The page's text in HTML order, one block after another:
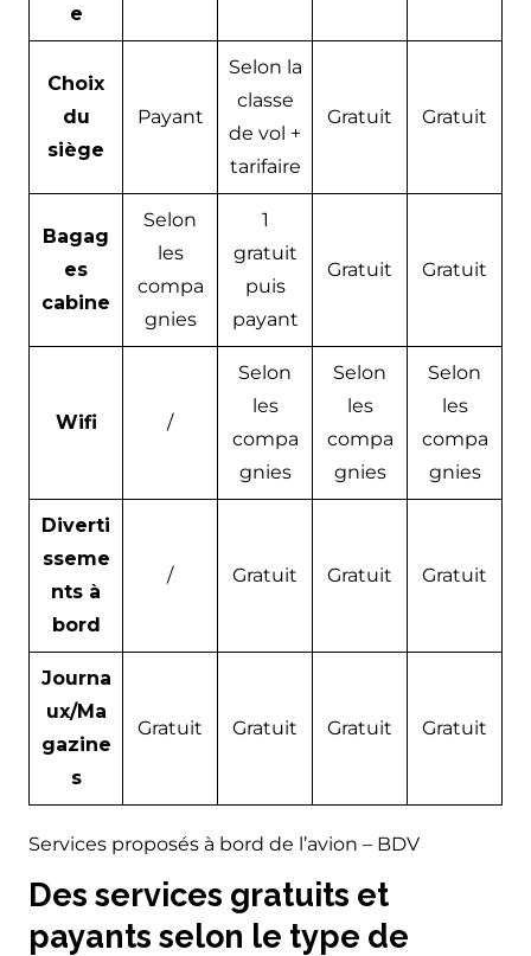
e
Choix
du
siège
Payant
Selon la
classe
de vol +
tarifaire
Gratuit Gratuit
Bagag
es
cabine
Selon
les
compa
gnies
1
gratuit
puis
payant
Gratuit Gratuit
Wifi /
Selon
les
compa
gnies
Selon
les
compa
gnies
Selon
les
compa
gnies
Diverti
sseme
nts à
bord
/ Gratuit Gratuit Gratuit
Journa
ux/Ma
gazine
s
Gratuit Gratuit Gratuit Gratuit
Services proposés à bord de l’avion – BDV
Des services gratuits et
payants selon le type de